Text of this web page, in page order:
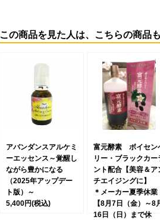
この商品を見た人は、こちらの商品
アバンダンスアルケミ
ーエッセンス～覚醒し
ながら豊かになる
（2025年アップデー
ト版）～
5,400円(税込)
富元酵素 ボイセン
リー・ブラックカー
ント配合【美容＆ア
チエイジングに】
＊メーカー夏季休業
【8月7日（金）～8
16日（日）まで休